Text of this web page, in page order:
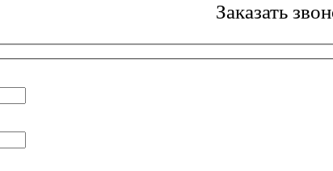
Заказать